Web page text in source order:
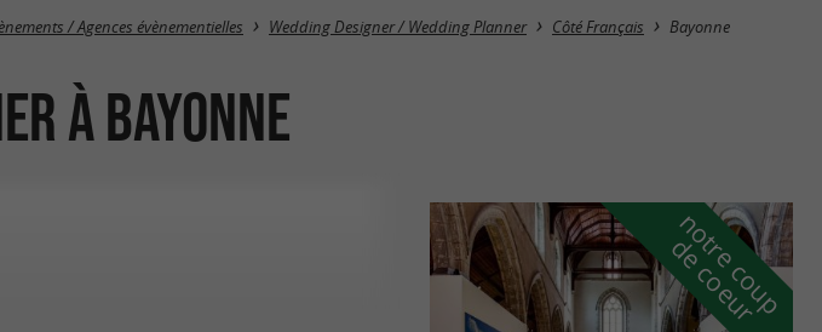
Masquer la carte
/ Agences évènementielles Wedding Designer / Wedding Planner Côté Français Bayonne
à Bayonne
n
o
t
r
e
c
o
u
p
d
e
c
o
e
u
r